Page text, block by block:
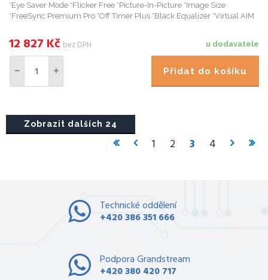
*Eye Saver Mode *Flicker Free *Picture-In-Picture *Image Size
*FreeSync Premium Pro *Off Timer Plus *Black Equalizer *Virtual AIM
u dodavatele
12 827 Kč bez DPH
Přidat do košíku
Zobrazit dalších 24
1 2 3 4
Technické oddělení
+420 386 351 666
Podpora Grandstream
+420 380 420 717